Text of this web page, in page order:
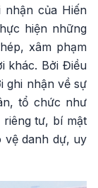
của Hiến
hiện những
xâm phạm
khác. Bởi Điều
ghi nhận về sự
tổ chức như
riêng tư, bí mật
vệ danh dự, uy